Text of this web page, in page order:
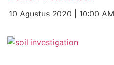
10 Agustus 2020 10:00 AM